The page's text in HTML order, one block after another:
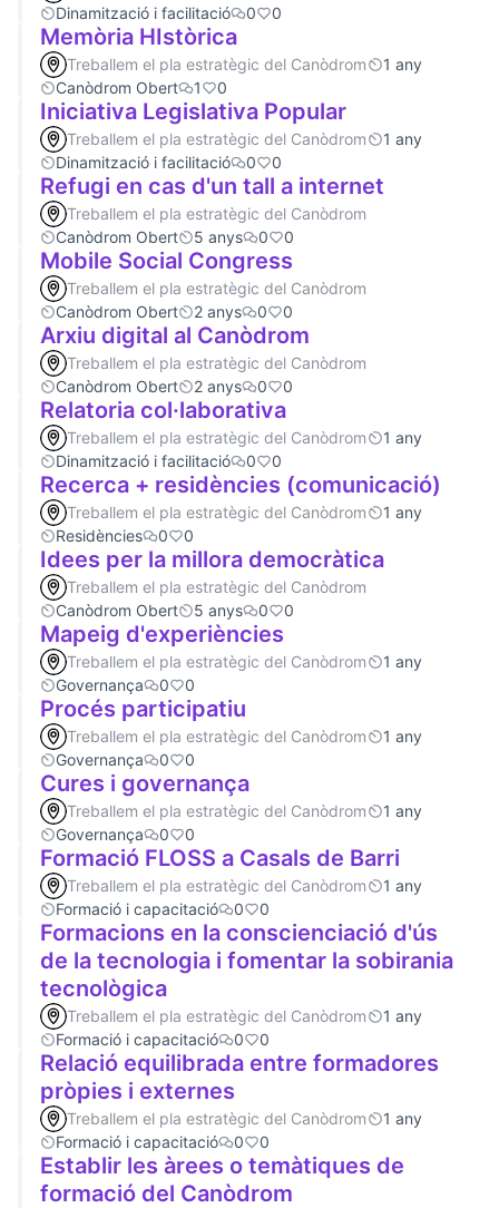
Dinamització i facilitació
0 0
Memòria HIstòrica
Treballem el pla estratègic del Canòdrom
1 any
Canòdrom Obert
1 0
Iniciativa Legislativa Popular
Treballem el pla estratègic del Canòdrom
1 any
Dinamització i facilitació
0 0
Refugi en cas d'un tall a internet
Treballem el pla estratègic del Canòdrom
Canòdrom Obert
5 anys 0 0
Mobile Social Congress
Treballem el pla estratègic del Canòdrom
Canòdrom Obert
2 anys 0 0
Arxiu digital al Canòdrom
Treballem el pla estratègic del Canòdrom
Canòdrom Obert
2 anys 0 0
Relatoria col·laborativa
Treballem el pla estratègic del Canòdrom
1 any
Dinamització i facilitació
0 0
Recerca + residències (comunicació)
Treballem el pla estratègic del Canòdrom
1 any
Residències
0 0
Idees per la millora democràtica
Treballem el pla estratègic del Canòdrom
Canòdrom Obert
5 anys 0 0
Mapeig d'experiències
Treballem el pla estratègic del Canòdrom
1 any
Governança
0 0
Procés participatiu
Treballem el pla estratègic del Canòdrom
1 any
Governança
0 0
Cures i governança
Treballem el pla estratègic del Canòdrom
1 any
Governança
0 0
Formació FLOSS a Casals de Barri
Treballem el pla estratègic del Canòdrom
1 any
Formació i capacitació
0 0
Formacions en la conscienciació d'ús
de la tecnologia i fomentar la sobirania
tecnològica
Treballem el pla estratègic del Canòdrom
1 any
Formació i capacitació
0 0
Relació equilibrada entre formadores
pròpies i externes
Treballem el pla estratègic del Canòdrom
1 any
Formació i capacitació
0 0
Establir les àrees o temàtiques de
formació del Canòdrom